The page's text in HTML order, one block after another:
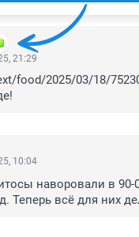
21:29
food/2025/03/18/
10:04
наворовали в 90-
Теперь всё для них